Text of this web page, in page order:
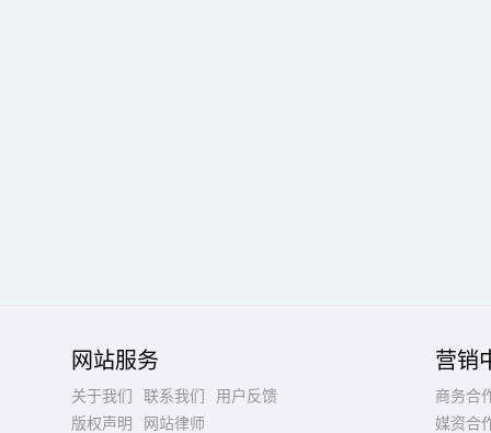
网站服务
关于我们 联系我们
用户反馈
版权声明
网站律师
营销
商务合
媒资合